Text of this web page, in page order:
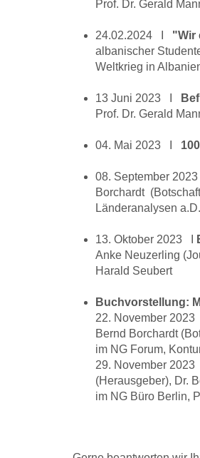
Prof. Dr. Gerald
24.02.2024 I "Wir
albanischer
Weltkrieg in
13 Juni 2023 I
Prof. Dr. Gerald
04. Mai 2023 I
08. September
Borchardt
Länderanalysen
13. Oktober 2023 I
Anke Neuzerling
Harald Seubert
Buchvorstellung:
22. November
Bernd Borchardt
im NG Forum,
29. November
(Herausgeber), Dr.
im NG Büro Berlin,